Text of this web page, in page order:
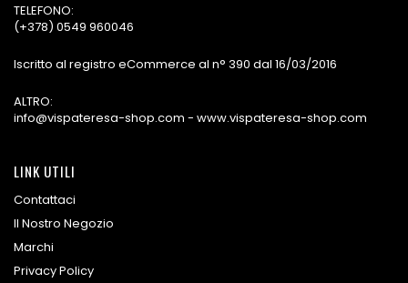
TELEFONO:
(+378) 0549 960046
Iscritto al registro eCommerce al n° 390 dal 16/03/2016
ALTRO:
info@vispateresa-shop.com - www.vispateresa-shop.com
LINK UTILI
Contattaci
Il Nostro Negozio
Marchi
Privacy Policy